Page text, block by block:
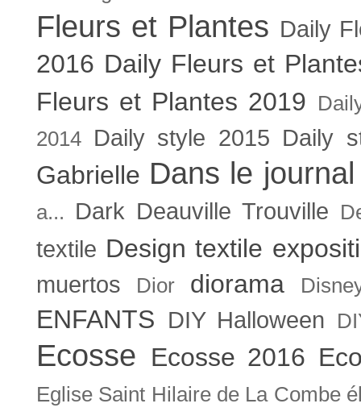
Fleurs et Plantes Daily
2016 Daily Fleurs et
Fleurs et Plantes 2019
2014
Daily style 2015 Daily
Gabrielle Dans le journal
a... Dark Deauville Trouville
textile Design textile
muertos Dior diorama
ENFANTS DIY Halloween
Ecosse Ecosse 2016
Eglise Saint Hilaire de La Combe